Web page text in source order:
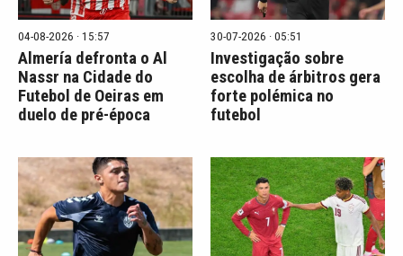
04-08-2026 · 15:57
Almería defronta o Al
Nassr na Cidade do
Futebol de Oeiras em
duelo de pré-época
30-07-2026 · 05:51
Investigação sobre
escolha de árbitros gera
forte polémica no
futebol